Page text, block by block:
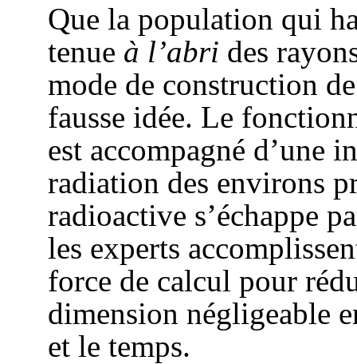
Que la population qui
tenue à l’abri des
mode de construction
fausse idée. Le
est accompagné d’une
radiation des environs
radioactive s’échappe
les experts
force de calcul pour
dimension négligeable
et le temps.